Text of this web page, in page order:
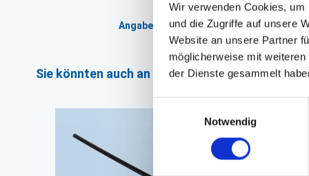
Wir verwenden Cookies,
und die Zugriffe auf unsere
Website an unsere Partner
möglicherweise mit
der Dienste gesammelt
Notwendig
Angaben zur Informationspflichten der
Sie könnten auch an folgenden Artikeln